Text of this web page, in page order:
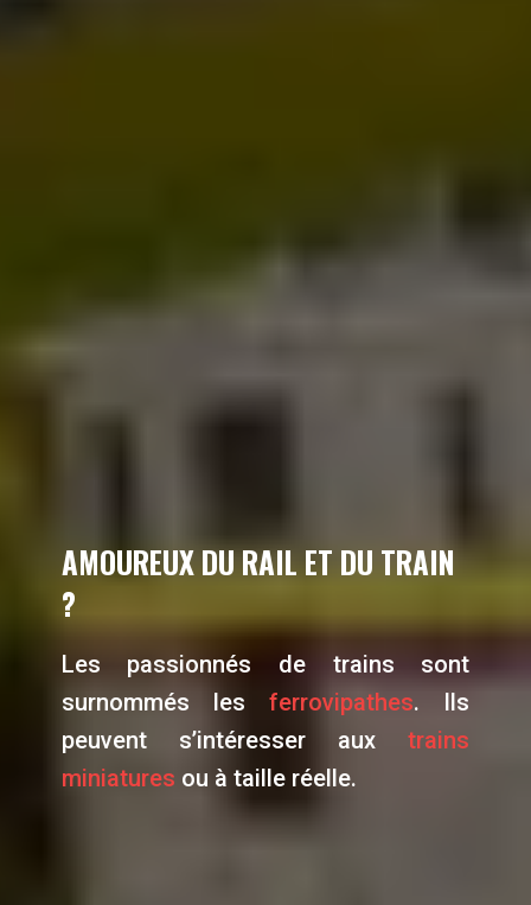
AMOUREUX DU RAIL ET DU TRAIN
?
Les passionnés de trains sont
surnommés lesferrovipathes. Ils
peuvent s’intéresser auxtrains
miniatures ou à taille réelle.